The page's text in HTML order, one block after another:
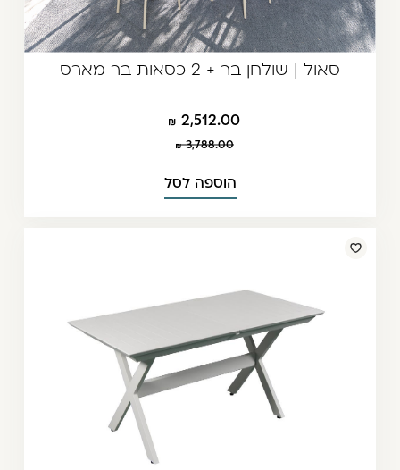
סאול | שולחן בר + 2 כסאות בר מארס
2,512.00
3,788.00
הוספה לסל